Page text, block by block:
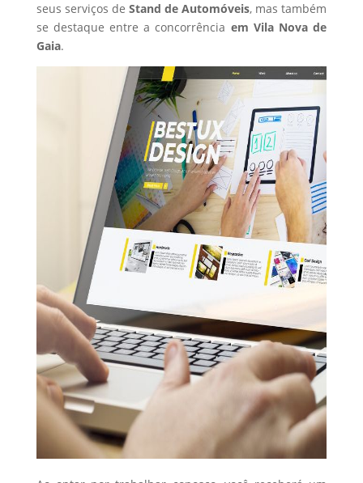
seus serviços de Stand de Automóveis, mas também
se destaque entre a concorrência em Vila Nova de
Gaia.